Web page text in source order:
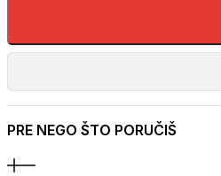
PRE NEGO ŠTO PORUČIŠ